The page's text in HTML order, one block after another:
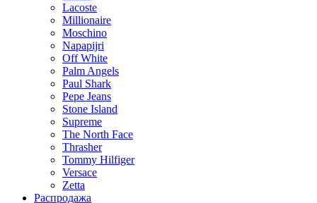
Lacoste
Millionaire
Moschino
Napapijri
Off White
Palm Angels
Paul Shark
Pepe Jeans
Stone Island
Supreme
The North Face
Thrasher
Tommy Hilfiger
Versace
Zetta
Распродажа